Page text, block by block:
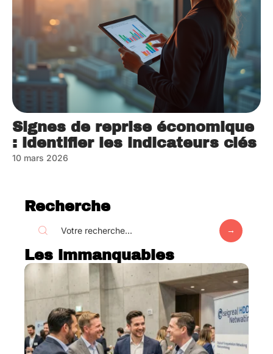
Signes de reprise économique
: identifier les indicateurs clés
10 mars 2026
Recherche
Les immanquables